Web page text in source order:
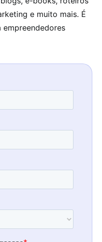
e muito mais. É
empreendedores